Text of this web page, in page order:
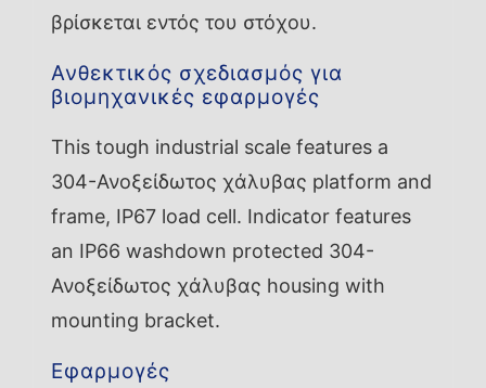
βρίσκεται εντός του στόχου.
Ανθεκτικός σχεδιασμός για
βιομηχανικές εφαρμογές
This tough industrial scale features a
304-Ανοξείδωτος χάλυβας platform and
frame, IP67 load cell. Indicator features
an IP66 washdown protected 304-
Ανοξείδωτος χάλυβας housing with
mounting bracket.
Εφαρμογές